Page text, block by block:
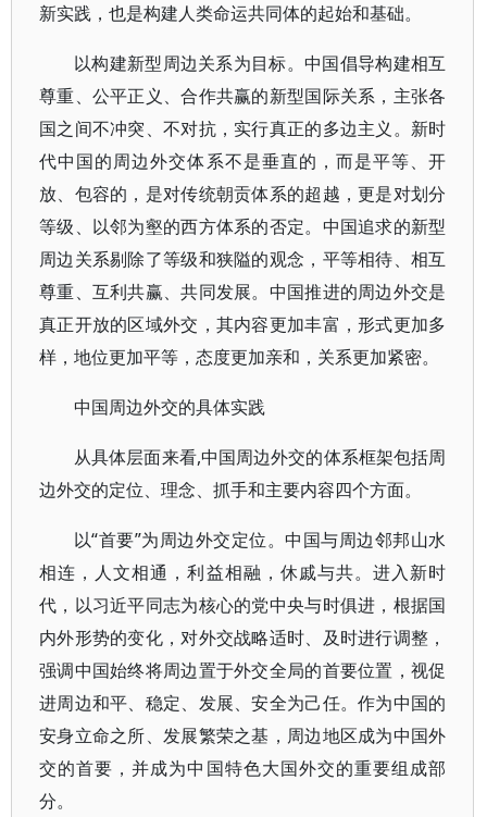
新实践，也是构建人类命运共同体的起始和基础。
以构建新型周边关系为目标。中国倡导构建相互
尊重、公平正义、合作共赢的新型国际关系，主张各
国之间不冲突、不对抗，实行真正的多边主义。新时
代中国的周边外交体系不是垂直的，而是平等、开
放、包容的，是对传统朝贡体系的超越，更是对划分
等级、以邻为壑的西方体系的否定。中国追求的新型
周边关系剔除了等级和狭隘的观念，平等相待、相互
尊重、互利共赢、共同发展。中国推进的周边外交是
真正开放的区域外交，其内容更加丰富，形式更加多
样，地位更加平等，态度更加亲和，关系更加紧密。
中国周边外交的具体实践
从具体层面来看,中国周边外交的体系框架包括周
边外交的定位、理念、抓手和主要内容四个方面。
以“首要”为周边外交定位。中国与周边邻邦山水
相连，人文相通，利益相融，休戚与共。进入新时
代，以习近平同志为核心的党中央与时俱进，根据国
内外形势的变化，对外交战略适时、及时进行调整，
强调中国始终将周边置于外交全局的首要位置，视促
进周边和平、稳定、发展、安全为己任。作为中国的
安身立命之所、发展繁荣之基，周边地区成为中国外
交的首要，并成为中国特色大国外交的重要组成部
分。